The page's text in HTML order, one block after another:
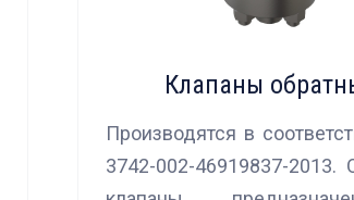
Клапаны
Производятся в
3742-002-46919837-2013.